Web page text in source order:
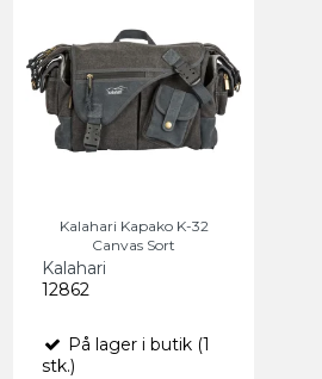
Kalahari Kapako K-32
Canvas Sort
Kalahari
12862
På lager i butik (1
stk.)